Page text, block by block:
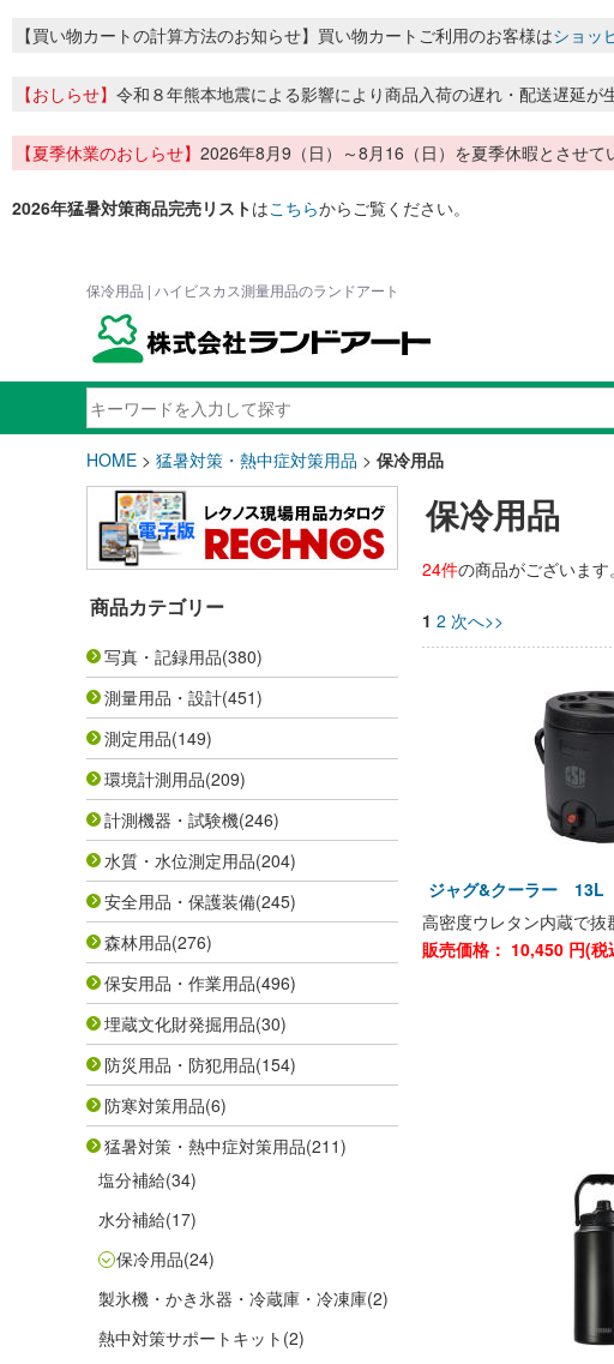
【買い物カートの計算方法のお知らせ】買い物カートご利用のお客様はショッ
【おしらせ】 令和８年熊本地震による影響により商品入荷の遅れ・配送遅延
【夏季休業のおしらせ】 2026年8月9（日）～8月16（日）を夏季休暇とさせ
2026年猛暑対策商品完売リストはこちらからご覧ください。
保冷用品 | ハイビスカス測量用品のランドアート
HOME > 猛暑対策・熱中症対策用品 > 保冷用品
商品カテゴリー
写真・記録用品(380)
測量用品・設計(451)
測定用品(149)
環境計測用品(209)
計測機器・試験機(246)
水質・水位測定用品(204)
安全用品・保護装備(245)
森林用品(276)
保安用品・作業用品(496)
埋蔵文化財発掘用品(30)
防災用品・防犯用品(154)
防寒対策用品(6)
猛暑対策・熱中症対策用品(211)
塩分補給(34)
水分補給(17)
保冷用品(24)
製氷機・かき氷器・冷蔵庫・冷凍庫(2)
熱中対策サポートキット (2)
保冷用品
24件の商品がございます。
1 2 次へ>>
ジャグ&クーラー
高密度ウレタン内蔵で抜
販売価格： 10,450 円(